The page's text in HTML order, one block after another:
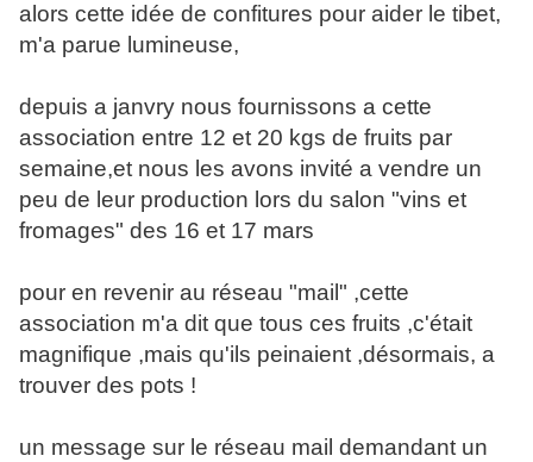
alors cette idée de confitures pour aider le tibet,
m'a parue lumineuse,
depuis a janvry nous fournissons a cette
association entre 12 et 20 kgs de fruits par
semaine,et nous les avons invité a vendre un
peu de leur production lors du salon "vins et
fromages" des 16 et 17 mars
pour en revenir au réseau "mail" ,cette
association m'a dit que tous ces fruits ,c'était
magnifique ,mais qu'ils peinaient ,désormais, a
trouver des pots !
un message sur le réseau mail demandant un